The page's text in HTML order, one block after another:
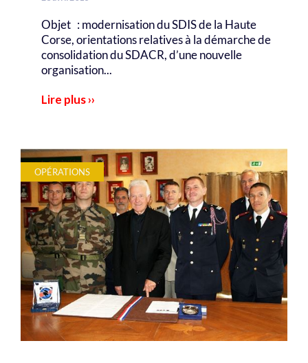
Objet : modernisation du SDIS de la Haute
Corse, orientations relatives à la démarche de
consolidation du SDACR, d’une nouvelle
organisation...
Lire plus ››
OPÉRATIONS